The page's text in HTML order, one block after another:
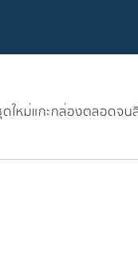
ใหม่แกะกล่องตลอดจ